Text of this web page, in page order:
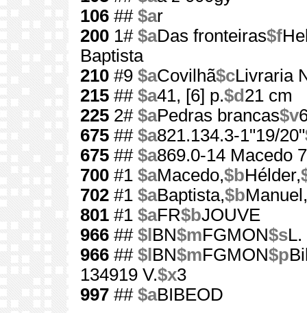
106 ## $ar
200 1# $aDas fronteiras$f
Baptista
210 #9 $aCovilhã$cLivraria
215 ## $a41, [6] p.$d 21 cm
225 2# $aPedras brancas$v
675 ## $a821.134.3-1"19/20"
675 ## $a869.0-14 Macedo 7
700 #1 $aMacedo,$bHélder,
702 #1 $aBaptista,$bManuel,
801 #1 $aFR$bJOUVE
966 ## $l BN$mFGMON$sL.
966 ## $l BN$mFGMON$p
134919 V.$x3
997 ## $aBIBEOD